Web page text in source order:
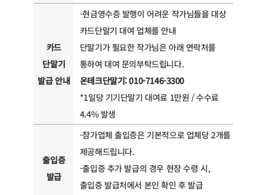
카드
단말기
발급 안내
-현금영수증 발행이 어려운 작가님들을 대상
카드단말기 대여 업체를 안내
단말기가 필요한 작가님은 아래 연락처를
통하여 대여 문의부탁드립니다.
온테크단말기: 010-7146-3300
*1일당 기기단말기 대여료 1만원 / 수수료
4.4% 발생
출입증
발급
-참가업체 출입증은 기본적으로 업체당 2개를
제공해드립니다.
-출입증 추가 발급의 경우 현장 수령 시,
출입증 발급처에서 본인 확인 후 발급